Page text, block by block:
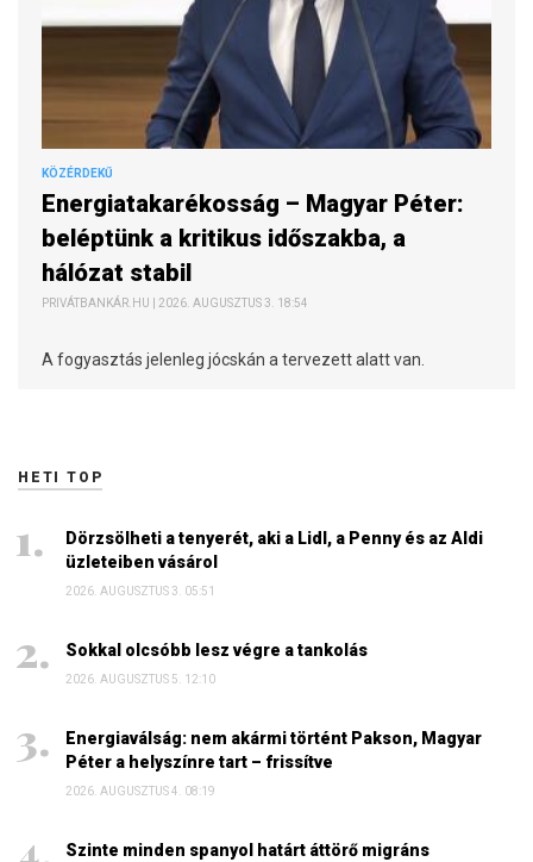
KÖZÉRDEKŰ
Energiatakarékosság – Magyar Péter:
beléptünk a kritikus időszakba, a
hálózat stabil
PRIVÁTBANKÁR.HU | 2026. AUGUSZTUS 3. 18:54
A fogyasztás jelenleg jócskán a tervezett alatt van.
HETI TOP
Dörzsölheti a tenyerét, aki a Lidl, a Penny és az Aldi
üzleteiben vásárol
2026. AUGUSZTUS 3. 05:51
Sokkal olcsóbb lesz végre a tankolás
2026. AUGUSZTUS 5. 12:10
Energiaválság: nem akármi történt Pakson, Magyar
Péter a helyszínre tart – frissítve
2026. AUGUSZTUS 4. 08:19
Szinte minden spanyol határt áttörő migráns